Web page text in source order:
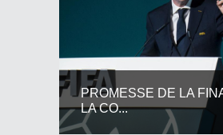
PROMESSE DE LA
LA CO...